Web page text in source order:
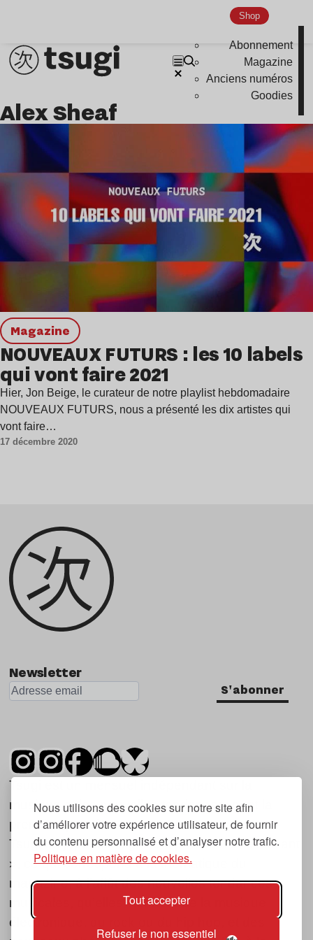
Nous utilisons des cookies sur notre site afin
d’améliorer votre expérience utilisateur, de fournir
du contenu personnalisé et d’analyser notre trafic.
Politique en matière de cookies.
Tout accepter
Refuser le non essentiel
Shop
Abonnement
Magazine
Anciens numéros
Goodies
Alex Sheaf
magazine
NOUVEAUX FUTURS : les 10 labels
qui vont faire 2021
Hier, Jon Beige, le curateur de notre playlist hebdomadaire
NOUVEAUX FUTURS, nous a présenté les dix artistes qui
vont faire…
17 décembre 2020
Newsletter
S'abonner
Tsugi est un mensuel indépendant sur la
musique et les nouvelles tendances, dont la
première parution date de 2007.
Tsugi en japonais signifie « prochain », « suivant
», ce qui correspond à la thématique du
magazine, à l’affût des nouvelles tendances
musicales, qu’elles viennent de la musique
électronique, du rock ou du hip hop, et des